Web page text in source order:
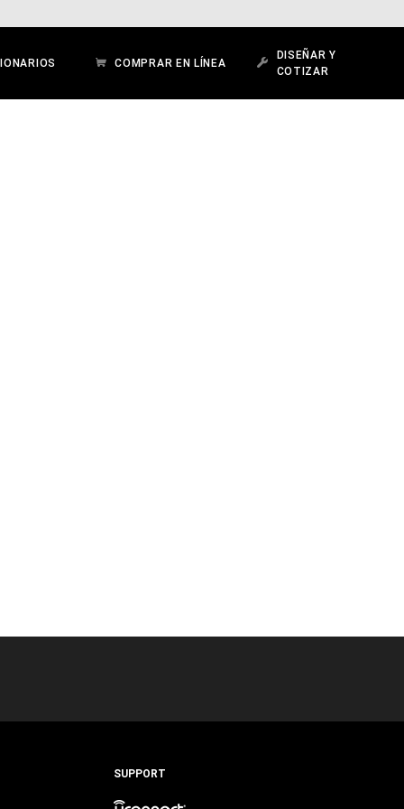
COMPRAR EN LÍNEA
DISEÑAR Y
COTIZAR
SUPPORT